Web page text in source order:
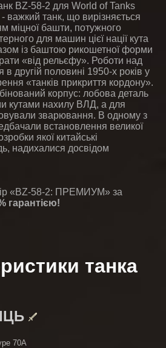
BZ-58-2 для World of Tanks
важкий танк, що вирізняється
міцної башти, потужного
для машин цієї нації кута
із баштою рикошетної форми
«від рельєфу». Роботи над
другій половині 1950-х років у
«танків прикриття кордону».
корпус: лобова деталь
кутами нахилу ВЛД, а для
зварювання. В одному з
встановлення великої
якої китайські
надихалися досвідом
«BZ-58-2: ПРЕМИУМ» за
гарантією!
танка
70A